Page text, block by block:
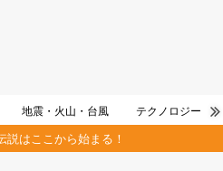
地震・火山・台風 テクノロジー
説はここから始まる！